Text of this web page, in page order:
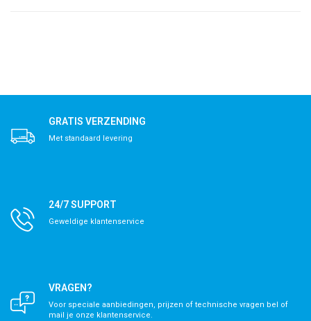
GRATIS VERZENDING
Met standaard levering
24/7 SUPPORT
Geweldige klantenservice
VRAGEN?
Voor speciale aanbiedingen, prijzen of technische vragen bel of
mail je onze klantenservice.